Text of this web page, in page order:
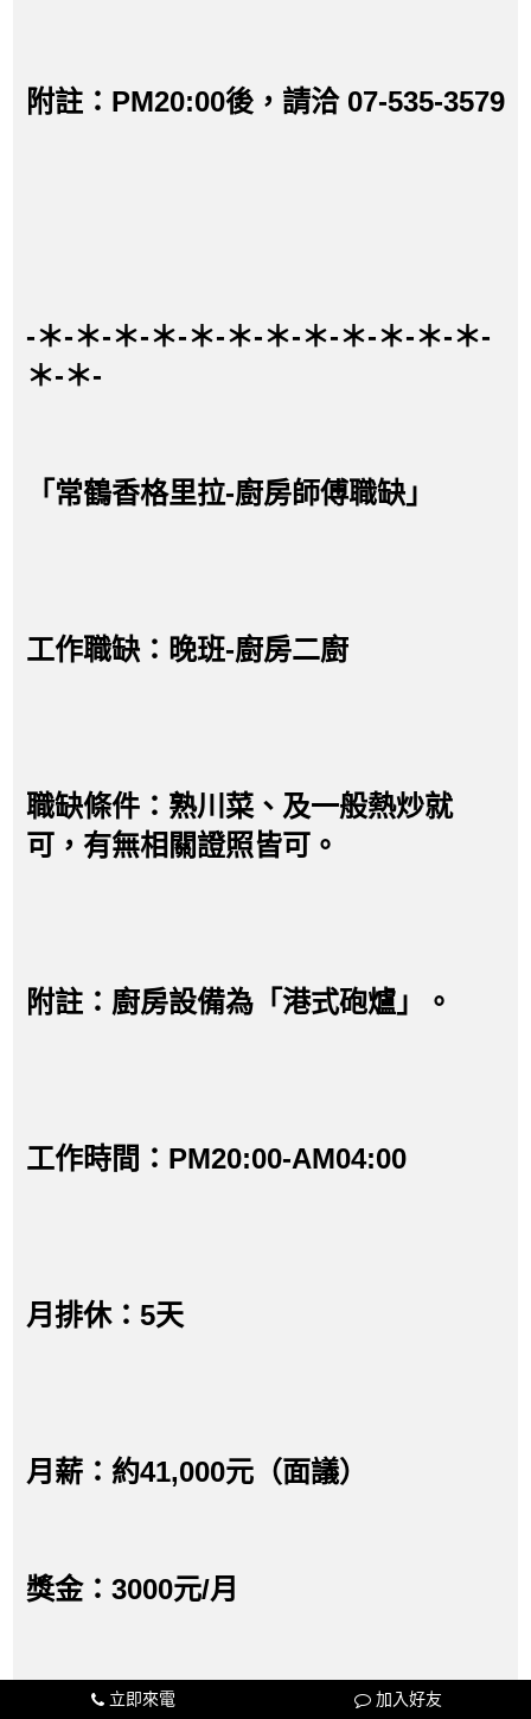
附註：PM20:00後，請洽 07-535-3579
-＊-＊-＊-＊-＊-＊-＊-＊-＊-＊-＊-＊-
＊-＊-
「常鶴香格里拉-廚房師傅職缺」
工作職缺：晚班-廚房二廚
職缺條件：熟川菜、及一般熱炒就
可，有無相關證照皆可。
附註：廚房設備為「港式砲爐」。
工作時間：PM20:00-AM04:00
月排休：5天
月薪：約41,000元（面議）
獎金：3000元/月
立即來電 加入好友